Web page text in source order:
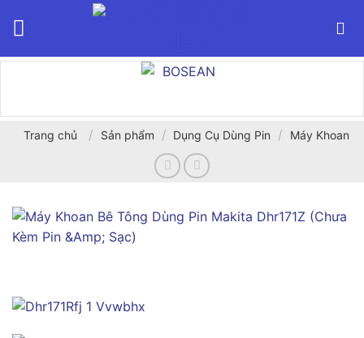
Trang chủ / Sản phẩm / Dụng Cụ Dùng Pin / Máy Khoan